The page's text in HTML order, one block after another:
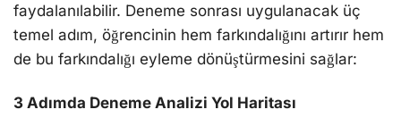
faydalanılabilir. Deneme sonrası uygulanacak üç
temel adım, öğrencinin hem farkındalığını artırır hem
de bu farkındalığı eyleme dönüştürmesini sağlar:
3 Adımda Deneme Analizi Yol Haritası